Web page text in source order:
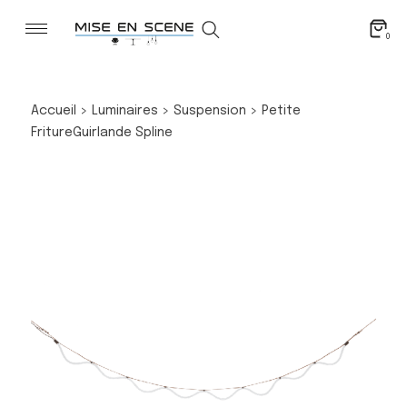
0
Accueil > Luminaires > Suspension > Petite
FritureGuirlande Spline